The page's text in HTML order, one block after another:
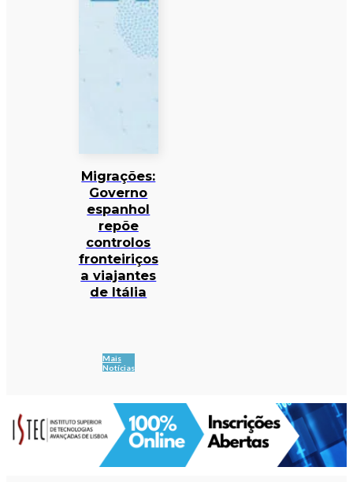
Migrações:
Governo
espanhol
repõe
controlos
fronteiriços
a viajantes
de Itália
Mais
Notícias